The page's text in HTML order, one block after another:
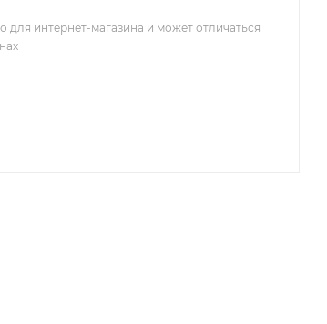
для интернет-магазина и может отличаться